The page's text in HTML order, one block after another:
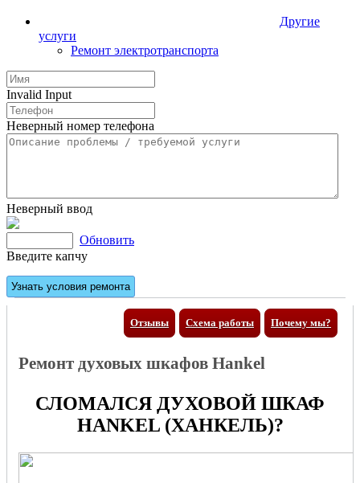
Другие
услуги
Ремонт электротранспорта
Invalid Input
Неверный номер телефона
Неверный ввод
Обновить
Введите капчу
Отзывы Почему мы?
Схема работы
Ремонт духовых шкафов Hankel
СЛОМАЛСЯ ДУХОВОЙ ШКАФ
HANKEL (ХАНКЕЛЬ)?